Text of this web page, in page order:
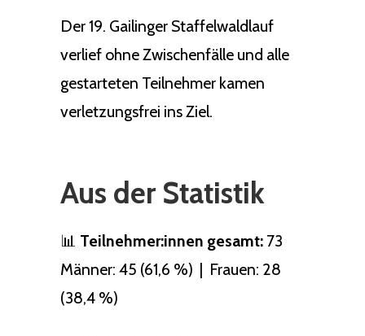
Der 19. Gailinger Staffelwaldlauf
verlief ohne Zwischenfälle und alle
gestarteten Teilnehmer kamen
verletzungsfrei ins Ziel.
Aus der Statistik
📊 Teilnehmer:innen gesamt: 73
Männer: 45 (61,6 %) | Frauen: 28
(38,4 %)